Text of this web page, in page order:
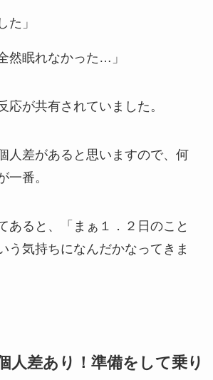
た」
然眠れなかった…」
応が共有されていました。
人差があると思いますので、何
一番。
あると、「まぁ１．２日のこと
う気持ちになんだかなってきま
人差あり！準備をして乗り